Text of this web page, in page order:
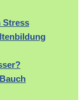
Stress